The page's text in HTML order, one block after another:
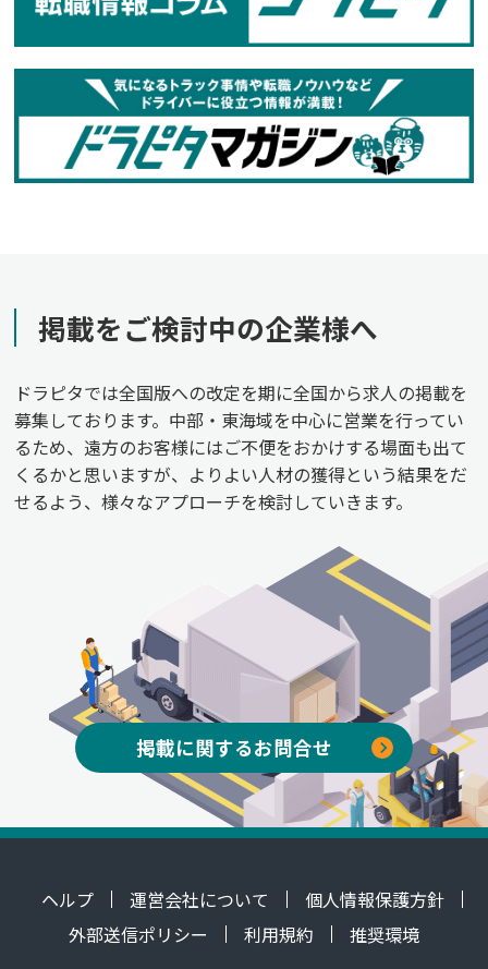
掲載をご検討中の企業様へ
ドラピタでは全国版への改定を期に全国から求人の掲載を
募集しております。中部・東海域を中心に営業を行ってい
るため、遠方のお客様にはご不便をおかけする場面も出て
くるかと思いますが、よりよい人材の獲得という結果をだ
せるよう、様々なアプローチを検討していきます。
掲載に関するお問合せ
ヘルプ 運営会社について
個人情報保護方針
外部送信ポリシー
利用規約 推奨環境